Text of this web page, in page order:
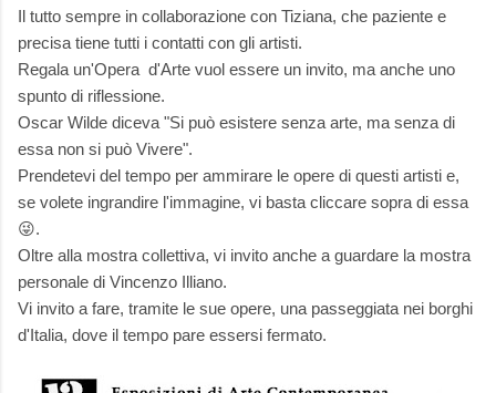
Il tutto sempre in collaborazione con Tiziana, che paziente e
precisa tiene tutti i contatti con gli artisti.
Regala un'Opera d'Arte vuol essere un invito, ma anche uno
spunto di riflessione.
Oscar Wilde diceva "Si può esistere senza arte, ma senza di
essa non si può Vivere".
Prendetevi del tempo per ammirare le opere di questi artisti e,
se volete ingrandire l'immagine, vi basta cliccare sopra di essa
😜.
Oltre alla mostra collettiva, vi invito anche a guardare la mostra
personale di Vincenzo Illiano.
Vi invito a fare, tramite le sue opere, una passeggiata nei borghi
d'Italia, dove il tempo pare essersi fermato.